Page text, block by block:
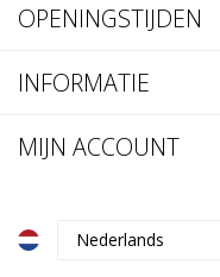
OPENINGSTIJDEN
INFORMATIE
MIJN ACCOUNT